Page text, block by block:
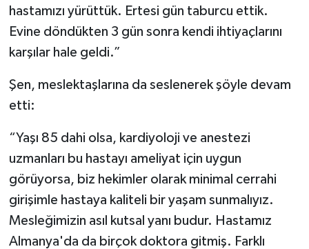
hastamızı yürüttük. Ertesi gün taburcu ettik.
Evine döndükten 3 gün sonra kendi ihtiyaçlarını
karşılar hale geldi.”
Şen, meslektaşlarına da seslenerek şöyle devam
etti:
“Yaşı 85 dahi olsa, kardiyoloji ve anestezi
uzmanları bu hastayı ameliyat için uygun
görüyorsa, biz hekimler olarak minimal cerrahi
girişimle hastaya kaliteli bir yaşam sunmalıyız.
Mesleğimizin asıl kutsal yanı budur. Hastamız
Almanya'da da birçok doktora gitmiş. Farklı